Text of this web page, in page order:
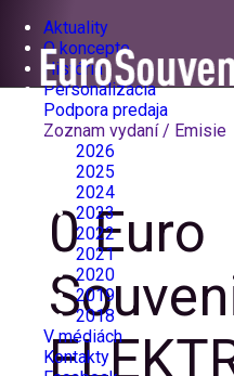
Aktuality
O koncepte
História
Personalizácia
Podpora predaja
Zoznam vydaní / Emisie
2026
2025
2024
2023
2022
2021
2020
2019
2018
V médiách
Kontakty
0 Euro